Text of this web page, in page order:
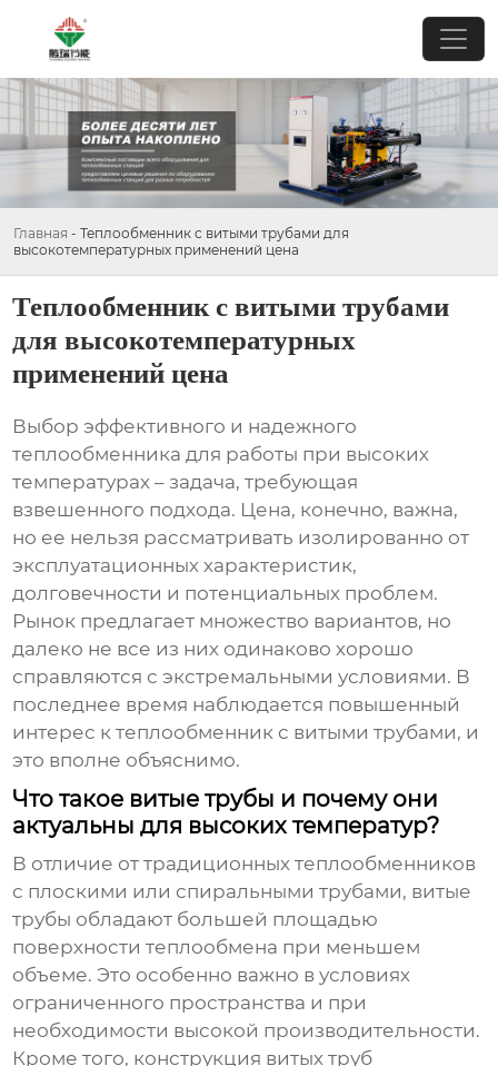
Главная - Теплообменник с витыми трубами для
высокотемпературных применений цена
Теплообменник с витыми трубами
для высокотемпературных
применений цена
Выбор эффективного и надежного
теплообменника для работы при высоких
температурах – задача, требующая
взвешенного подхода. Цена, конечно, важна,
но ее нельзя рассматривать изолированно от
эксплуатационных характеристик,
долговечности и потенциальных проблем.
Рынок предлагает множество вариантов, но
далеко не все из них одинаково хорошо
справляются с экстремальными условиями. В
последнее время наблюдается повышенный
интерес ктеплообменник с витыми трубами, и
это вполне объяснимо.
Что такое витые трубы и почему они
актуальны для высоких температур?
В отличие от традиционных теплообменников
с плоскими или спиральными трубами, витые
трубы обладают большей площадью
поверхности теплообмена при меньшем
объеме. Это особенно важно в условиях
ограниченного пространства и при
необходимости высокой производительности.
Кроме того, конструкция витых труб